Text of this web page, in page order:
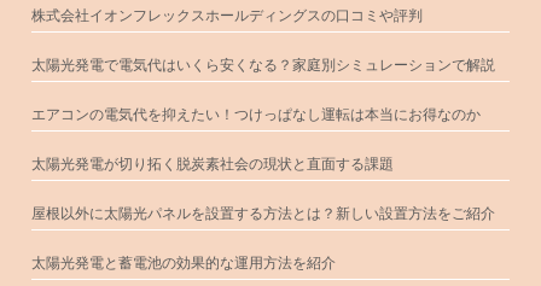
株式会社イオンフレックスホールディングスの口コミや評判
太陽光発電で電気代はいくら安くなる？家庭別シミュレーションで解説
エアコンの電気代を抑えたい！つけっぱなし運転は本当にお得なのか
太陽光発電が切り拓く脱炭素社会の現状と直面する課題
屋根以外に太陽光パネルを設置する方法とは？新しい設置方法をご紹介
太陽光発電と蓄電池の効果的な運用方法を紹介